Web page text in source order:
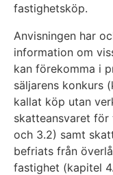
fastighetsköp.
Anvisningen har
information om
kan förekomma i
säljarens konkurs
kallat köp utan
skatteansvaret för
och 3.2) samt
befriats från
fastighet (kapitel